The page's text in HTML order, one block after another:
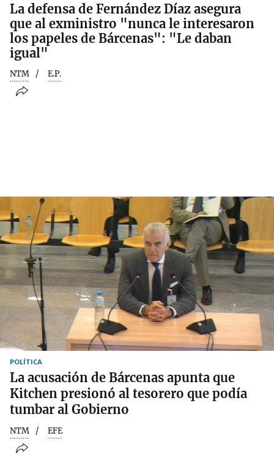
La defensa de Fernández Díaz asegura
que al exministro "nunca le interesaron
los papeles de Bárcenas": "Le daban
igual"
NTM E.P.
POLÍTICA
La acusación de Bárcenas apunta que
Kitchen presionó al tesorero que podía
tumbar al Gobierno
NTM EFE